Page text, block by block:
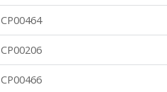
CP00464
CP00206
CP00466